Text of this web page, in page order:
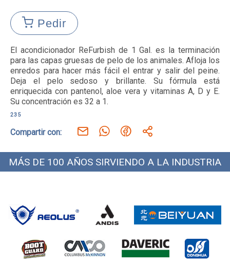
Pedir
El acondicionador ReFurbish de 1 Gal. es la terminación
para las capas gruesas de pelo de los animales. Afloja los
enredos para hacer más fácil el entrar y salir del peine.
Deja el pelo sedoso y brillante. Su fórmula está
enriquecida con pantenol, aloe vera y vitaminas A, D y E.
Su concentración es 32 a 1.
235
Compartir con:
MÁS DE 100 AÑOS SIRVIENDO A LA INDUSTRIA